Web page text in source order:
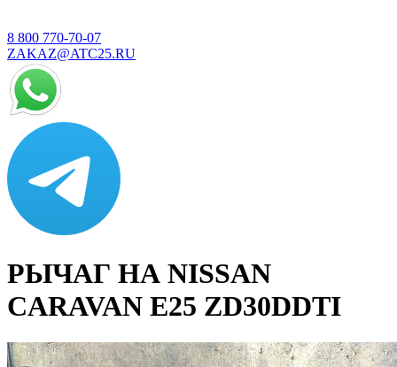
8 800 770-70-07
ZAKAZ@ATC25.RU
РЫЧАГ НА NISSAN
CARAVAN E25 ZD30DDTI